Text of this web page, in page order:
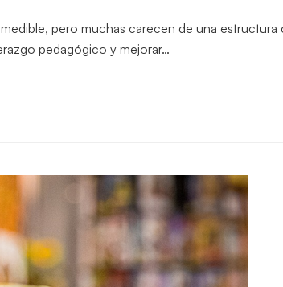
pero muchas carecen de una estructura
pedagógico y mejorar…